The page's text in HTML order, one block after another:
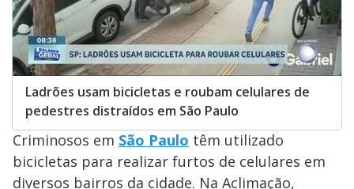
Ladrões usam bicicletas e roubam celulares de
pedestres distraídos em São Paulo
Criminosos em São Paulo têm utilizado
bicicletas para realizar furtos de celulares em
diversos bairros da cidade. Na Aclimação,